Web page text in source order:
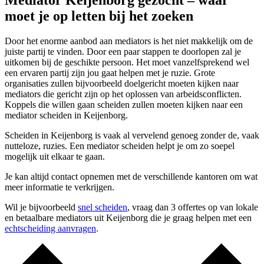
moet je op letten bij het zoeken
Door het enorme aanbod aan mediators is het niet makkelijk om de
juiste partij te vinden. Door een paar stappen te doorlopen zal je
uitkomen bij de geschikte persoon. Het moet vanzelfsprekend wel
een ervaren partij zijn jou gaat helpen met je ruzie. Grote
organisaties zullen bijvoorbeeld doelgericht moeten kijken naar
mediators die gericht zijn op het oplossen van arbeidsconflicten.
Koppels die willen gaan scheiden zullen moeten kijken naar een
mediator scheiden in Keijenborg.
Scheiden in Keijenborg is vaak al vervelend genoeg zonder de, vaak
nutteloze, ruzies. Een mediator scheiden helpt je om zo soepel
mogelijk uit elkaar te gaan.
Je kan altijd contact opnemen met de verschillende kantoren om wat
meer informatie te verkrijgen.
Wil je bijvoorbeeld snel scheiden, vraag dan 3 offertes op van lokale
en betaalbare mediators uit Keijenborg die je graag helpen met een
echtscheiding aanvragen.